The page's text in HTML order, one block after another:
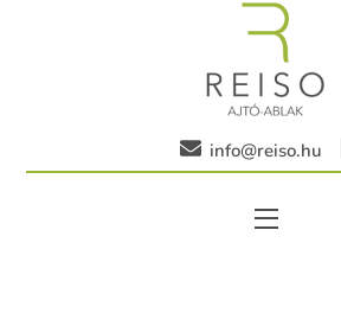
info@reiso.hu
Menu